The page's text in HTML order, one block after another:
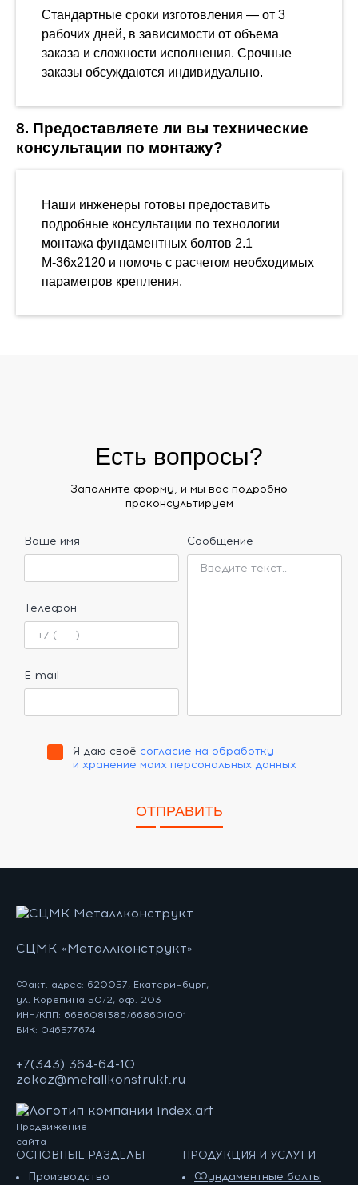
Стандартные сроки изготовления — от 3
рабочих дней, в зависимости от объема
заказа и сложности исполнения. Срочные
заказы обсуждаются индивидуально.
8. Предоставляете ли вы технические
консультации по монтажу?
Наши инженеры готовы предоставить
подробные консультации по технологии
монтажа фундаментных болтов 2.1
М-36х2120 и помочь с расчетом необходимых
параметров крепления.
Есть вопросы?
Заполните форму, и мы вас подробно
проконсультируем
Ваше имя
Телефон
E-mail
Сообщение
Я даю своё согласие на обработку
и хранение моих персональных данных
ОТПРАВИТЬ
СЦМК «Металлконструкт»
Факт. адрес: 620057, Екатеринбург,
ул. Корепина 50/2, оф. 203
ИНН/КПП: 6686081386/668601001
БИК: 046577674
+7(343) 364-64-10
zakaz@metallkonstrukt.ru
Продвижение
сайта
ОСНОВНЫЕ РАЗДЕЛЫ
Производство
ПРОДУКЦИЯ И УСЛУГИ
Фундаментные болты